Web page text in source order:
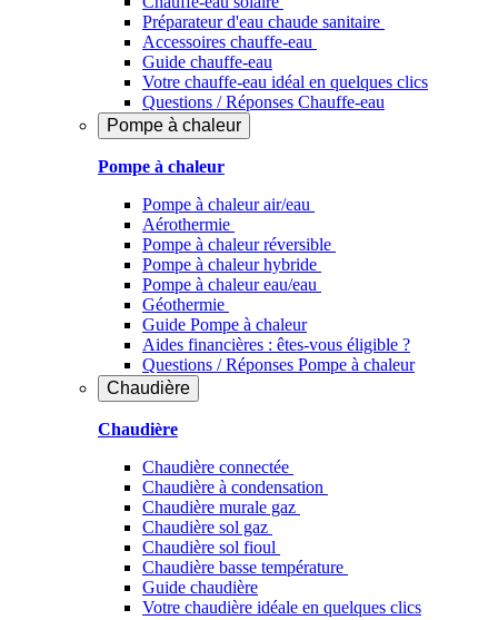
Préparateur d'eau chaude sanitaire
Accessoires chauffe-eau
Guide chauffe-eau
Votre chauffe-eau idéal en quelques clics
Questions / Réponses Chauffe-eau
Pompe à chaleur
Pompe à chaleur
Pompe à chaleur air/eau
Aérothermie
Pompe à chaleur réversible
Pompe à chaleur hybride
Pompe à chaleur​ eau/eau
Géothermie
Guide Pompe à chaleur
Aides financières : êtes-vous éligible ?
Questions / Réponses Pompe à chaleur
Chaudière
Chaudière
Chaudière connectée
Chaudière à condensation
Chaudière murale gaz
Chaudière sol gaz
Chaudière sol fioul
Chaudière basse température
Guide chaudière
Votre chaudière idéale en quelques clics